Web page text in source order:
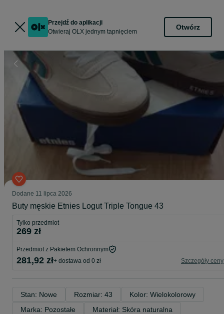
Przejdź do aplikacji
Otwieraj OLX jednym tapnięciem
Otwórz
Dodane 11 lipca 2026
Buty męskie Etnies Logut Triple Tongue 43
Tylko przedmiot
269 zł
Przedmiot z Pakietem Ochronnym
281,92 zł+ dostawa od 0 zł Szczegóły ceny
Stan: Nowe Rozmiar: 43
Kolor: Wielokolorowy
Marka: Pozostałe
Materiał: Skóra naturalna